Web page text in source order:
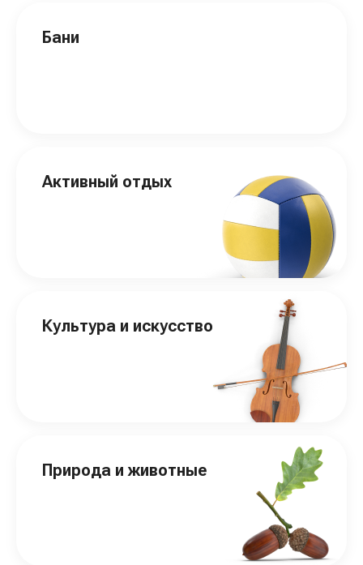
Бани
Активный отдых
Культура и искусство
Природа и животные